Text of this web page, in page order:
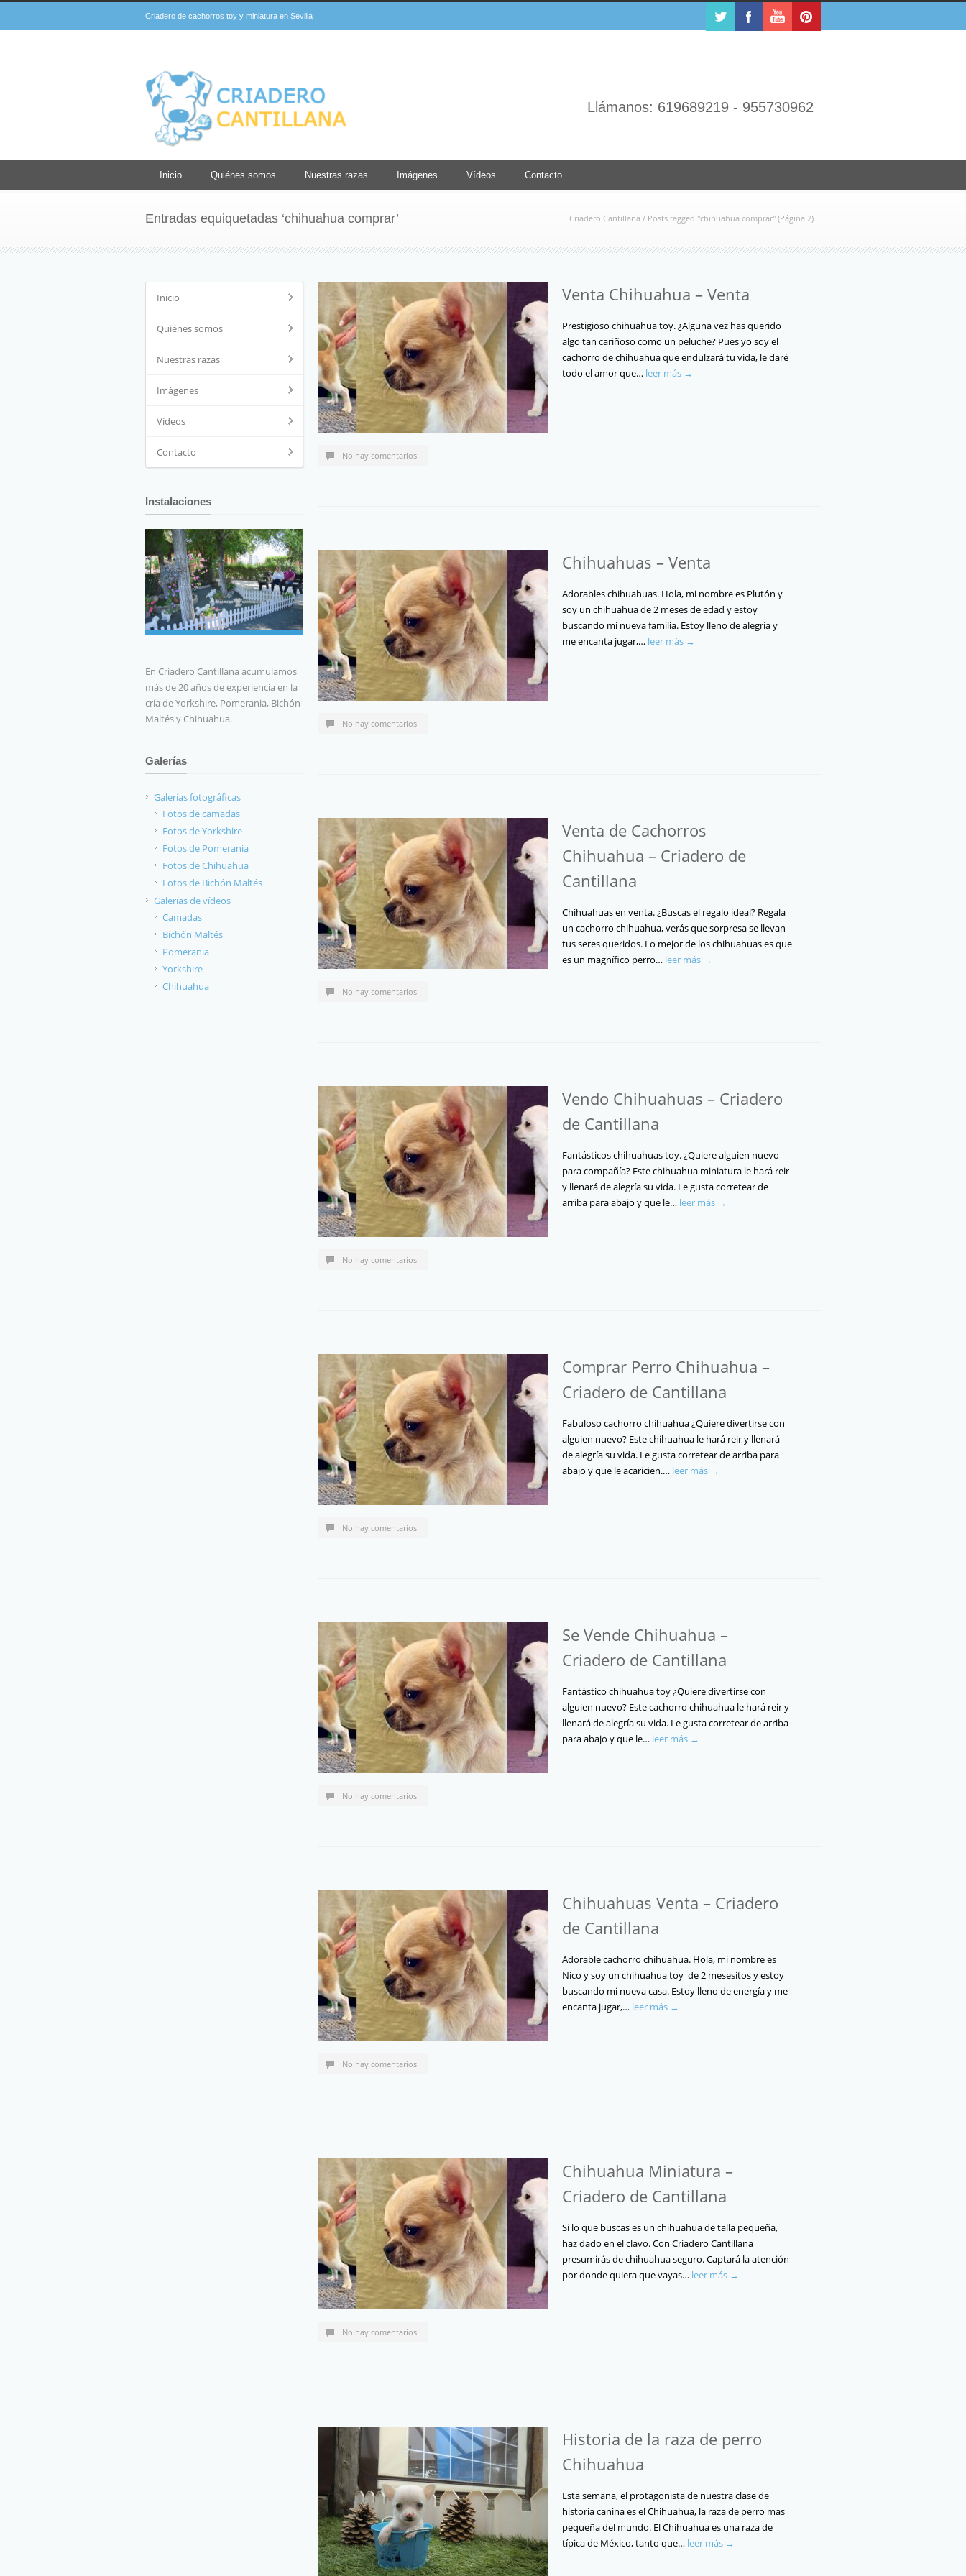
Criadero de cachorros toy y miniatura en Sevilla
Llámanos: 619689219 - 955730962
Inicio Quiénes somos Nuestras razas Imágenes Vídeos Contacto
Entradas equiquetadas ‘chihuahua comprar’ Criadero Cantillana / Posts tagged "chihuahua comprar" (Página 2)
Venta Chihuahua – Venta
Prestigioso chihuahua toy. ¿Alguna vez has querido
algo tan cariñoso como un peluche? Pues yo soy el
cachorro de chihuahua que endulzará tu vida, le daré
todo el amor que… leer más →
No hay comentarios
Chihuahuas – Venta
Adorables chihuahuas. Hola, mi nombre es Plutón y
soy un chihuahua de 2 meses de edad y estoy
buscando mi nueva familia. Estoy lleno de alegría y
me encanta jugar,… leer más →
No hay comentarios
Venta de Cachorros
Chihuahua – Criadero de
Cantillana
Chihuahuas en venta. ¿Buscas el regalo ideal? Regala
un cachorro chihuahua, verás que sorpresa se llevan
tus seres queridos. Lo mejor de los chihuahuas es que
es un magnífico perro… leer más →
No hay comentarios
Vendo Chihuahuas – Criadero
de Cantillana
Fantásticos chihuahuas toy. ¿Quiere alguien nuevo
para compañía? Este chihuahua miniatura le hará reir
y llenará de alegría su vida. Le gusta corretear de
arriba para abajo y que le… leer más →
No hay comentarios
Comprar Perro Chihuahua –
Criadero de Cantillana
Fabuloso cachorro chihuahua ¿Quiere divertirse con
alguien nuevo? Este chihuahua le hará reir y llenará
de alegría su vida. Le gusta corretear de arriba para
abajo y que le acaricien.… leer más →
No hay comentarios
Se Vende Chihuahua –
Criadero de Cantillana
Fantástico chihuahua toy ¿Quiere divertirse con
alguien nuevo? Este cachorro chihuahua le hará reir y
llenará de alegría su vida. Le gusta corretear de arriba
para abajo y que le… leer más →
No hay comentarios
Chihuahuas Venta – Criadero
de Cantillana
Adorable cachorro chihuahua. Hola, mi nombre es
Nico y soy un chihuahua toy de 2 mesesitos y estoy
buscando mi nueva casa. Estoy lleno de energía y me
encanta jugar,… leer más →
No hay comentarios
Chihuahua Miniatura –
Criadero de Cantillana
Si lo que buscas es un chihuahua de talla pequeña,
haz dado en el clavo. Con Criadero Cantillana
presumirás de chihuahua seguro. Captará la atención
por donde quiera que vayas… leer más →
No hay comentarios
Historia de la raza de perro
Chihuahua
Esta semana, el protagonista de nuestra clase de
historia canina es el Chihuahua, la raza de perro mas
pequeña del mundo. El Chihuahua es una raza de
típica de México, tanto que… leer más →
Inicio
Quiénes somos
Nuestras razas
Imágenes
Vídeos
Contacto
Instalaciones
En Criadero Cantillana acumulamos
más de 20 años de experiencia en la
cría de Yorkshire, Pomerania, Bichón
Maltés y Chihuahua.
Galerías
Galerías fotográficas
Fotos de camadas
Fotos de Yorkshire
Fotos de Pomerania
Fotos de Chihuahua
Fotos de Bichón Maltés
Galerías de vídeos
Camadas
Bichón Maltés
Pomerania
Yorkshire
Chihuahua